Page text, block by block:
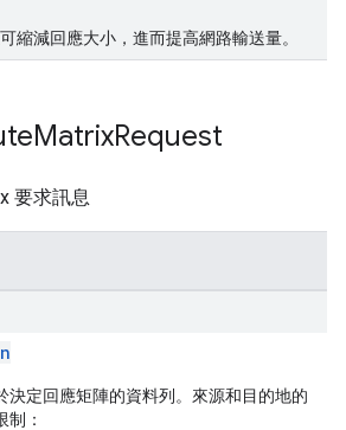
縮減回應大小，進而提高網路輸送量。
MatrixRequest
要求訊息
決定回應矩陣的資料列。來源和目的地的
制：